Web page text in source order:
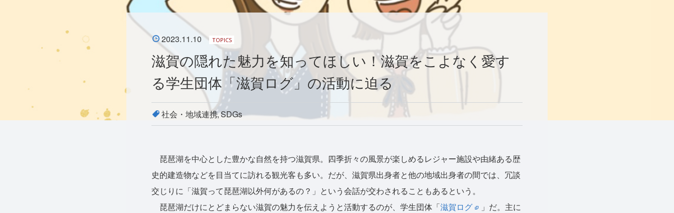
2023.11.10 TOPICS
滋賀の隠れた魅力を知ってほしい！滋賀をこよなく愛す
る学生団体「滋賀ログ」の活動に迫る
社会・地域連携 SDGs
琵琶湖を中心とした豊かな自然を持つ滋賀県。四季折々の風景が楽しめるレジャー施設や由緒ある歴
史的建造物などを目当てに訪れる観光客も多い。だが、滋賀県出身者と他の地域出身者の間では、冗談
交じりに「滋賀って琵琶湖以外何があるの？」という会話が交わされることもあるという。
琵琶湖だけにとどまらない滋賀の魅力を伝えようと活動するのが、学生団体「滋賀ログ
」だ。主に